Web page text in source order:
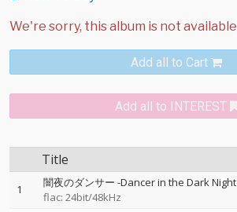
Add all to Cart
Add all to INTEREST
Title
1
闇夜のダンサー -Dancer in the Dark Night
flac: 24bit/48kHz